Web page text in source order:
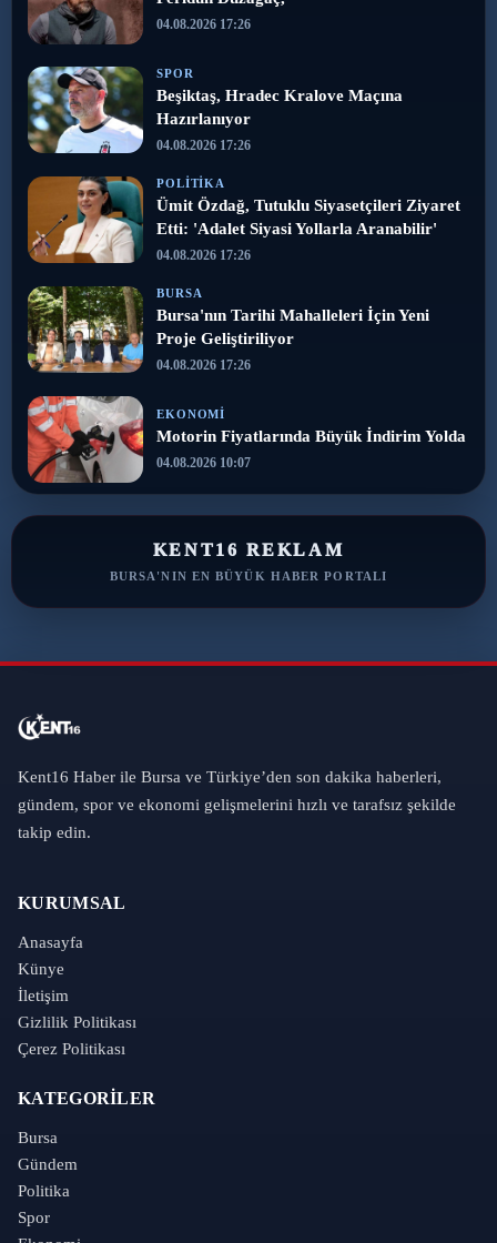
04.08.2026 17:26
SPOR
Beşiktaş, Hradec Kralove Maçına
Hazırlanıyor
04.08.2026 17:26
POLITIKA
Ümit Özdağ, Tutuklu Siyasetçileri Ziyaret
Etti: 'Adalet Siyasi Yollarla Aranabilir'
04.08.2026 17:26
BURSA
Bursa'nın Tarihi Mahalleleri İçin Yeni
Proje Geliştiriliyor
04.08.2026 17:26
EKONOMI
Motorin Fiyatlarında Büyük İndirim Yolda
04.08.2026 10:07
KENT16 REKLAM
BURSA'NIN EN BÜYÜK HABER PORTALI
Kent16 Haber ile Bursa ve Türkiye’den son dakika haberleri,
gündem, spor ve ekonomi gelişmelerini hızlı ve tarafsız şekilde
takip edin.
KURUMSAL
Anasayfa
Künye
İletişim
Gizlilik Politikası
Çerez Politikası
KATEGORILER
Bursa
Gündem
Politika
Spor